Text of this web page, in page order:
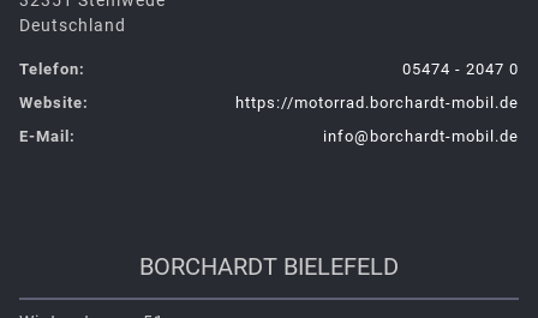
Deutschland
Telefon:
05474 - 2047 0
Website:
https://motorrad.borchardt-mobil.de
E-Mail:
info@borchardt-mobil.de
BORCHARDT BIELEFELD